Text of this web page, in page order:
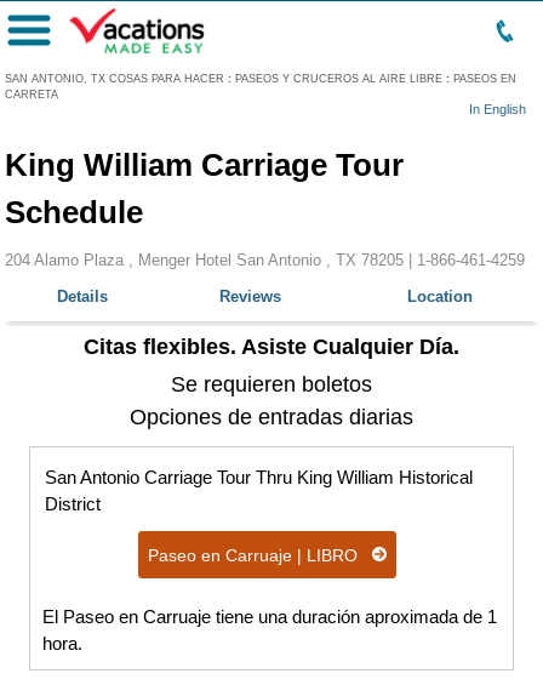
SAN ANTONIO, TX COSAS PARA HACER : PASEOS Y CRUCEROS AL AIRE LIBRE : PASEOS EN
CARRETA
In English
Menú
King William Carriage Tour
Schedule
204 Alamo Plaza , Menger Hotel San Antonio , TX 78205 | 1-866-461-4259
Details
Reviews Location
Citas flexibles. Asiste Cualquier Día.
Se requieren boletos
Opciones de entradas diarias
San Antonio Carriage Tour Thru King William Historical
District
Paseo en Carruaje | LIBRO
El Paseo en Carruaje tiene una duración aproximada de 1
hora.